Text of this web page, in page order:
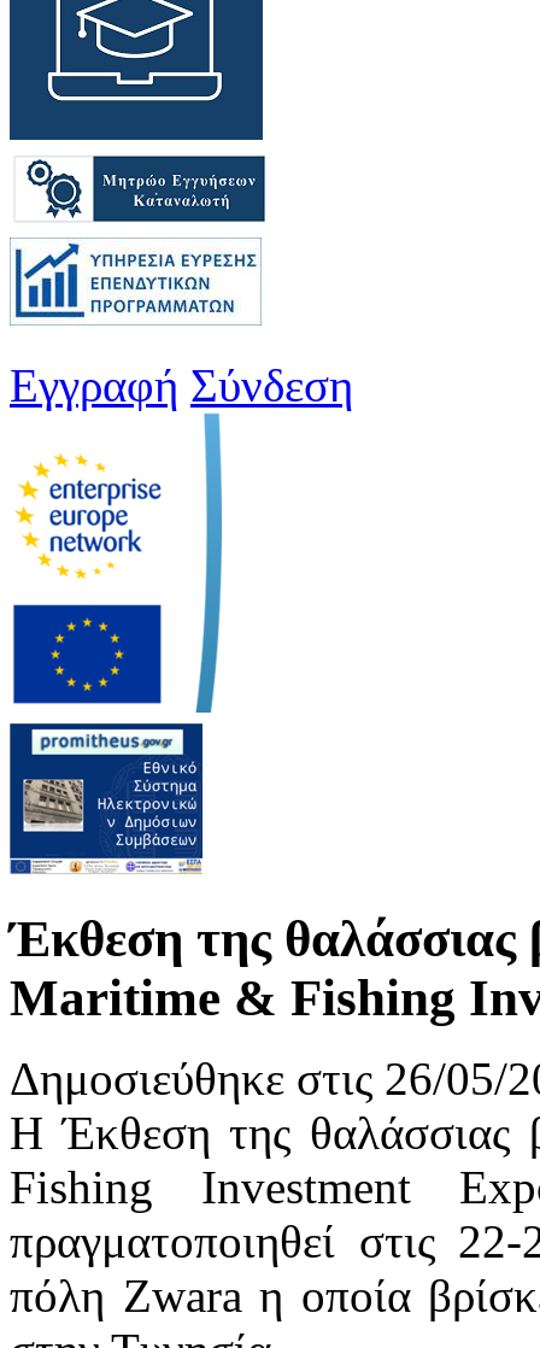
Εγγραφή Σύνδεση
Έκθεση της θαλάσσιας
Maritime & Fishing
Δημοσιεύθηκε στις 26/05/
Η Έκθεση της θαλάσσιας
Fishing Investment
πραγματοποιηθεί στις
πόλη Zwara η οποία